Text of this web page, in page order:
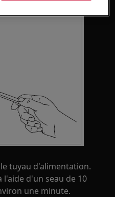
tuyau d'alimentation.
d'un seau de 10
une minute.